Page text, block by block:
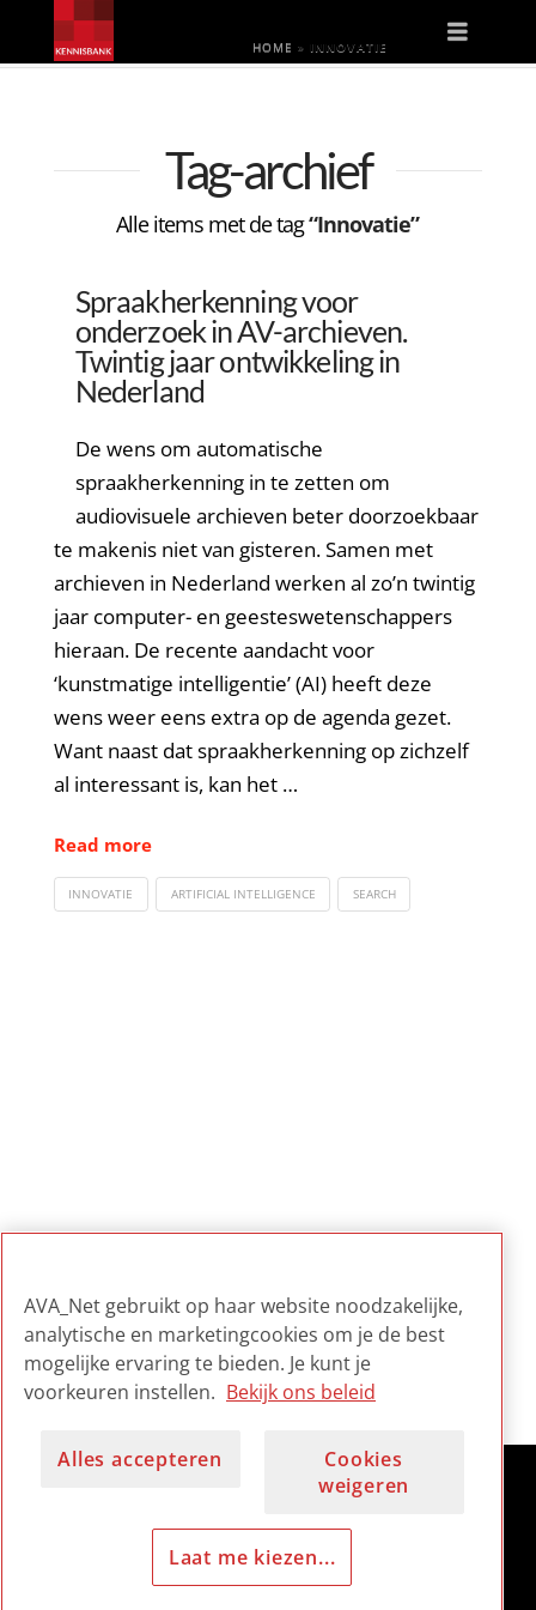
HOME » INNOVATIE
Tag-archief
Alle items met de tag“Innovatie”
Spraakherkenning voor
onderzoek in AV-archieven.
Twintig jaar ontwikkeling in
Nederland
De wens om automatische
spraakherkenning in te zetten om
audiovisuele archieven beter doorzoekbaar
te makenis niet van gisteren. Samen met
archieven in Nederland werken al zo’n twintig
jaar computer- en geesteswetenschappers
hieraan. De recente aandacht voor
‘kunstmatige intelligentie’ (AI) heeft deze
wens weer eens extra op de agenda gezet.
Want naast dat spraakherkenning op zichzelf
al interessant is, kan het …
Read more
INNOVATIE ARTIFICIAL INTELLIGENCE SEARCH
AVA_Net gebruikt op haar website noodzakelijke,
analytische en marketingcookies om je de best
mogelijke ervaring te bieden. Je kunt je
voorkeuren instellen. Bekijk ons beleid
Alles accepteren
Cookies
weigeren
Laat me kiezen...